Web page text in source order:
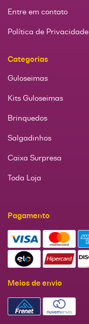
Entre em contato
Política de Privacidade
Categorias
Guloseimas
Kits Guloseimas
Brinquedos
Salgadinhos
Caixa Surpresa
Toda Loja
Pagamento
Meios de envio